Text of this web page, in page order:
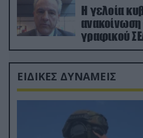
Η γελοία
ανακοίνωση
γραφικού
Ρώσους
ΕΙΔΙΚΕΣ ΔΥΝΑΜΕΙΣ